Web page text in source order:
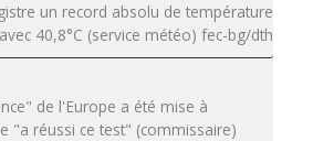
un record absolu de température
avec 40,8°C (service météo) fec-bg/dth
de l'Europe a été mise à
"a réussi ce test" (commissaire)